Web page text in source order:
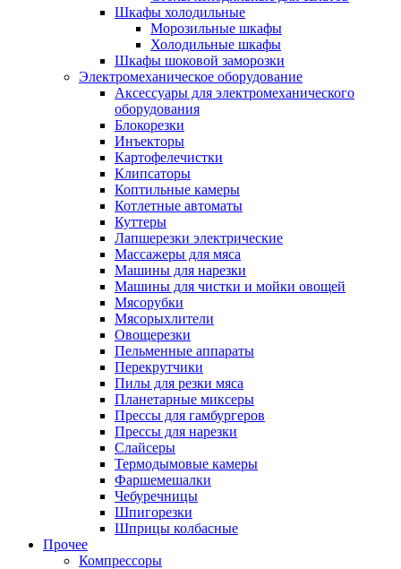
Шкафы холодильные
Mорозильные шкафы
Холодильные шкафы
Шкафы шоковой заморозки
Электромеханическое оборудование
Аксессуары для электромеханического
оборудования
Блокорезки
Инъекторы
Картофелечистки
Клипсаторы
Коптильные камеры
Котлетные автоматы
Куттеры
Лапшерезки электрические
Массажеры для мяса
Машины для нарезки
Машины для чистки и мойки овощей
Мясорубки
Мясорыхлители
Овощерезки
Пельменные аппараты
Перекрутчики
Пилы для резки мяса
Планетарные миксеры
Прессы для гамбургеров
Прессы для нарезки
Слайсеры
Термодымовые камеры
Фаршемешалки
Чебуречницы
Шпигорезки
Шприцы колбасные
Прочее
Компрессоры